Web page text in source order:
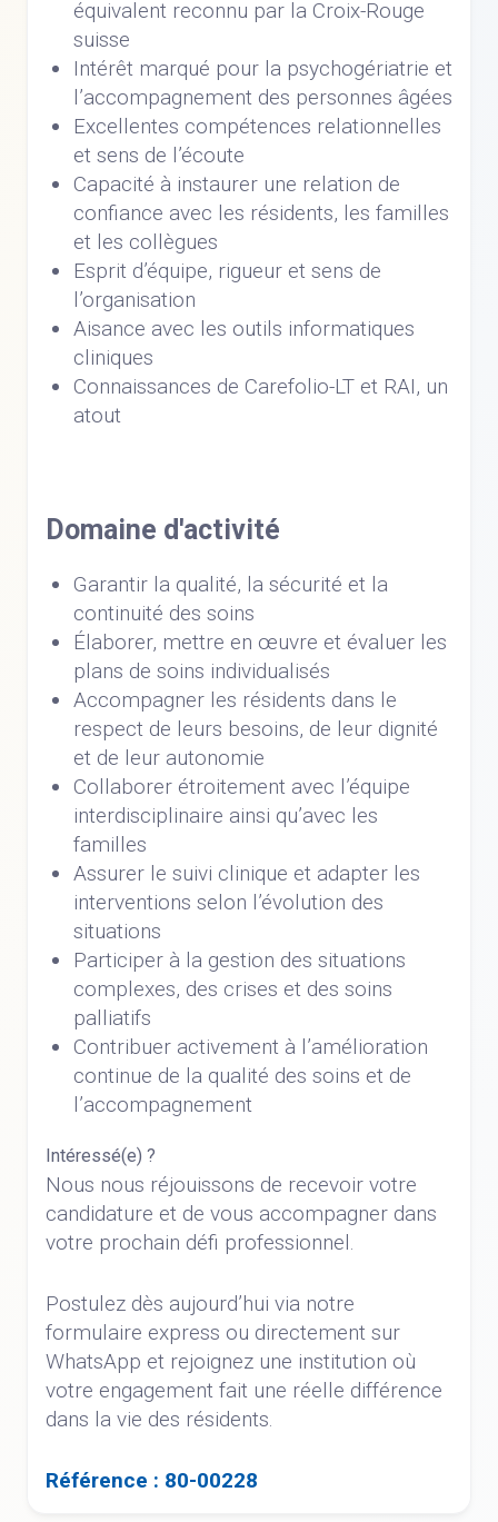
équivalent reconnu par la Croix-Rouge
suisse
Intérêt marqué pour la psychogériatrie et
l’accompagnement des personnes âgées
Excellentes compétences relationnelles
et sens de l’écoute
Capacité à instaurer une relation de
confiance avec les résidents, les familles
et les collègues
Esprit d’équipe, rigueur et sens de
l’organisation
Aisance avec les outils informatiques
cliniques
Connaissances de Carefolio-LT et RAI, un
atout
Domaine d'activité
Garantir la qualité, la sécurité et la
continuité des soins
Élaborer, mettre en œuvre et évaluer les
plans de soins individualisés
Accompagner les résidents dans le
respect de leurs besoins, de leur dignité
et de leur autonomie
Collaborer étroitement avec l’équipe
interdisciplinaire ainsi qu’avec les
familles
Assurer le suivi clinique et adapter les
interventions selon l’évolution des
situations
Participer à la gestion des situations
complexes, des crises et des soins
palliatifs
Contribuer activement à l’amélioration
continue de la qualité des soins et de
l’accompagnement
Intéressé(e) ?
Nous nous réjouissons de recevoir votre
candidature et de vous accompagner dans
votre prochain défi professionnel.
Postulez dès aujourd’hui via notre
formulaire express ou directement sur
WhatsApp et rejoignez une institution où
votre engagement fait une réelle différence
dans la vie des résidents.
Référence : 80-00228